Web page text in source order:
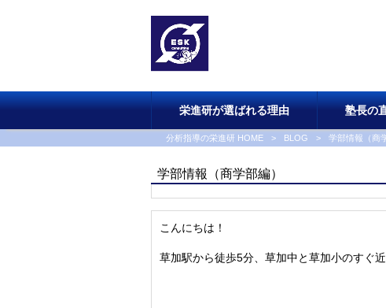
栄進研が選ばれる理由 塾長の
分析指導の栄進研 HOME > BLOG > 学部情報（商
学部情報（商学部編）
こんにちは！
草加駅から徒歩5分、草加中と草加小のすぐ